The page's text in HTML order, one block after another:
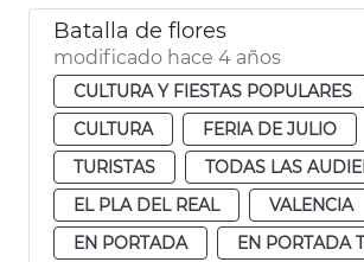
Batalla de flores
modificado hace 4 años
CULTURA Y FIESTAS POPULARES
CULTURA
FERIA DE JULIO
TURISTAS
TODAS LAS
EL PLA DEL REAL
VALENCIA
EN PORTADA
EN PORTADA